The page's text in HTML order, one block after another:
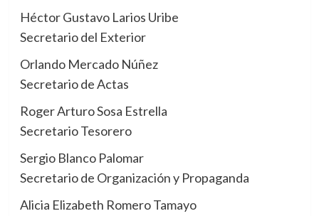
Héctor Gustavo Larios Uribe
Secretario del Exterior
Orlando Mercado Núñez
Secretario de Actas
Roger Arturo Sosa Estrella
Secretario Tesorero
Sergio Blanco Palomar
Secretario de Organización y Propaganda
Alicia Elizabeth Romero Tamayo